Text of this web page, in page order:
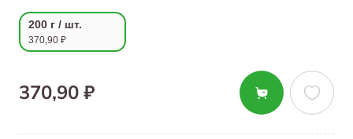
200 г / шт.
370,90 ₽
370,90 ₽